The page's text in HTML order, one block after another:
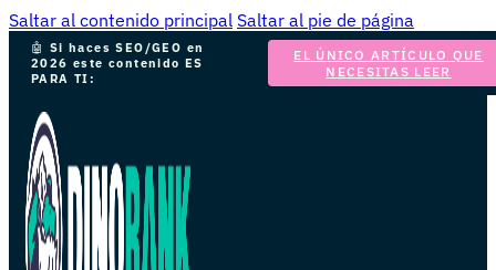
Saltar al contenido principal Saltar al pie de página
🤖 Si haces SEO/GEO en
2026 este contenido ES
PARA TI:
EL ÚNICO ARTÍCULO QUE
NECESITAS LEER